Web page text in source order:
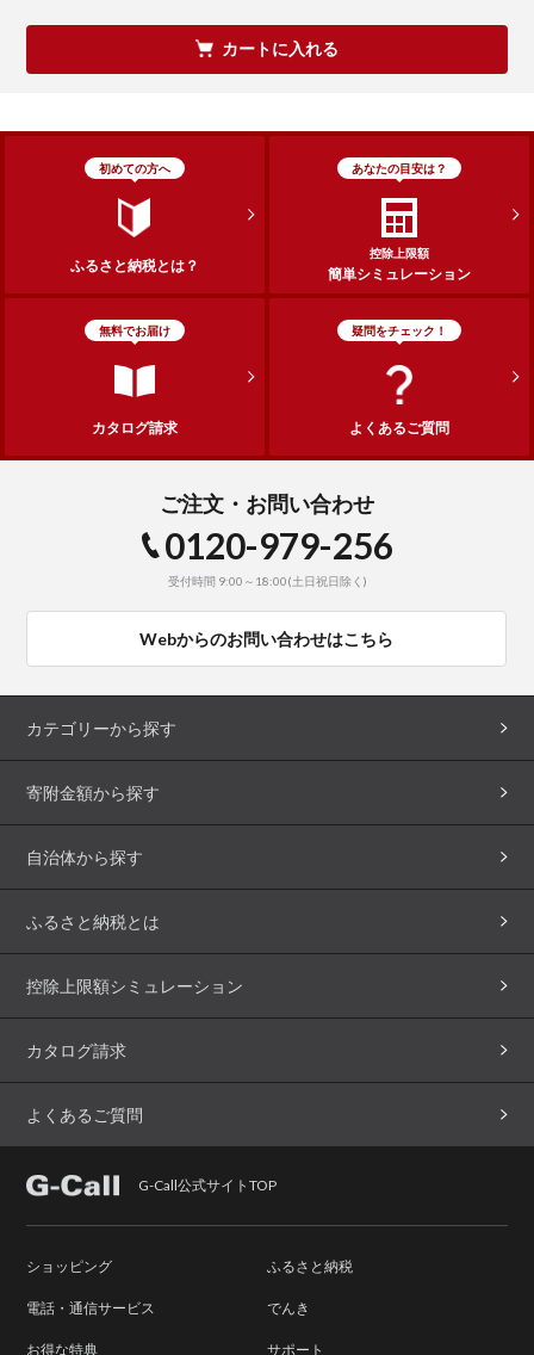
カートに入れる
初めての方へ
ふるさと納税とは？
あなたの目安は？
控除上限額
簡単シミュレーション
無料でお届け
カタログ請求
疑問をチェック！
よくあるご質問
ご注文・お問い合わせ
0120-979-256
受付時間 9:00～18:00(土日祝日除く)
Webからのお問い合わせはこちら
カテゴリーから探す
寄附金額から探す
自治体から探す
ふるさと納税とは
控除上限額シミュレーション
カタログ請求
よくあるご質問
G-Call公式サイトTOP
ショッピング ふるさと納税
電話・通信サービス でんき
お得な特典 サポート